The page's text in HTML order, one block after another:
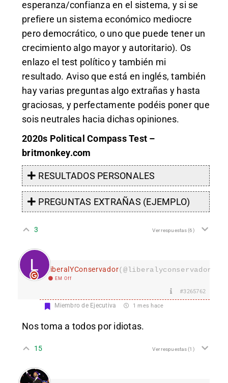
esperanza/confianza en el sistema, y si se
prefiere un sistema económico mediocre
pero democrático, o uno que puede tener un
crecimiento algo mayor y autoritario). Os
enlazo el test político y también mi
resultado. Aviso que está en inglés, también
hay varias preguntas algo extrañas y hasta
graciosas, y perfectamente podéis poner que
sois neutrales hacia dichas opiniones.
2020s Political Compass Test –
britmonkey.com
RESULTADOS PERSONALES
PREGUNTAS EXTRAÑAS (EJEMPLO)
3 Ver respuestas(6)
LiberalYConservador
EM Off
#3265762
Miembro de Ejecutiva 1 mes hace
Nos toma a todos por idiotas.
15 Ver respuestas(1)